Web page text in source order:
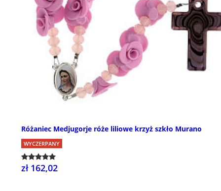
Różaniec Medjugorje róże liliowe krzyż szkło Murano
WYCZERPANY
zł 162,02